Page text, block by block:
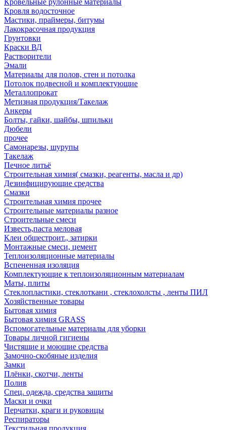
Кровельные рулонные материалы
Кровля водосточное
Мастики, праймеры, битумы
Лакокрасочная продукция
Грунтовки
Краски ВД
Растворители
Эмали
Материалы для полов, стен и потолка
Потолок подвесной и комплектующие
Металлопрокат
Метизная продукция/Такелаж
Анкеры
Болты, гайки, шайбы, шпильки
Дюбели
прочее
Самонарезы, шурупы
Такелаж
Печное литьё
Строительная химия( смазки, реагенты, масла и др)
Дезинфицирующие средства
Смазки
Строительная химия прочее
Строительные материалы разное
Строительные смеси
Известь,паста меловая
Клеи общестроит., затирки
Монтажные смеси, цемент
Теплоизоляционные материалы
Вспененная изоляция
Комплектующие к теплоизоляционным материалам
Маты, плиты
Стеклопластики, стеклоткани , стеклохолсты , ленты ПИЛ
Хозяйственные товары
Бытовая химия
Бытовая химия GRASS
Вспомогательные материалы для уборки
Товары личной гигиены
Чистящие и моющие средства
Замочно-скобяные изделия
Замки
Плёнки, скотчи, ленты
Полив
Спец. одежда, средства защиты
Маски и очки
Перчатки, краги и руковицы
Респираторы
Текстильная продукция